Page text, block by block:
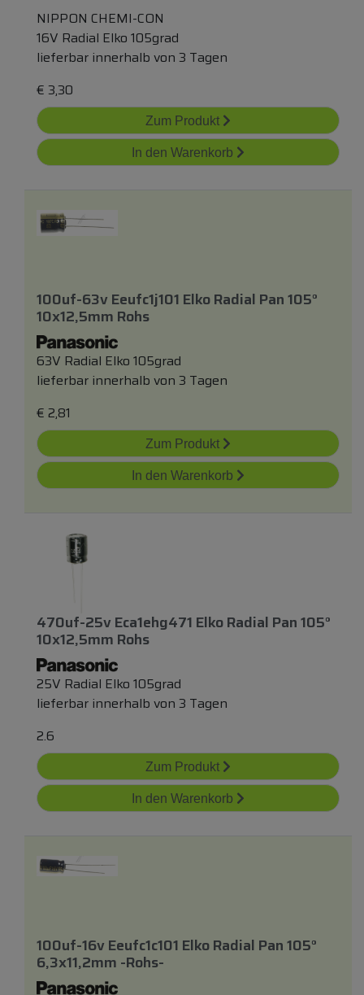
NIPPON CHEMI-CON
16V Radial Elko 105grad
lieferbar innerhalb von 3 Tagen
€ 3,30
Zum Produkt
In den Warenkorb
100uf-63v Eeufc1j101 Elko Radial Pan 105°
10x12,5mm Rohs
63V Radial Elko 105grad
lieferbar innerhalb von 3 Tagen
€ 2,81
Zum Produkt
In den Warenkorb
470uf-25v Eca1ehg471 Elko Radial Pan 105°
10x12,5mm Rohs
25V Radial Elko 105grad
lieferbar innerhalb von 3 Tagen
2.6
Zum Produkt
In den Warenkorb
100uf-16v Eeufc1c101 Elko Radial Pan 105°
6,3x11,2mm -rohs-